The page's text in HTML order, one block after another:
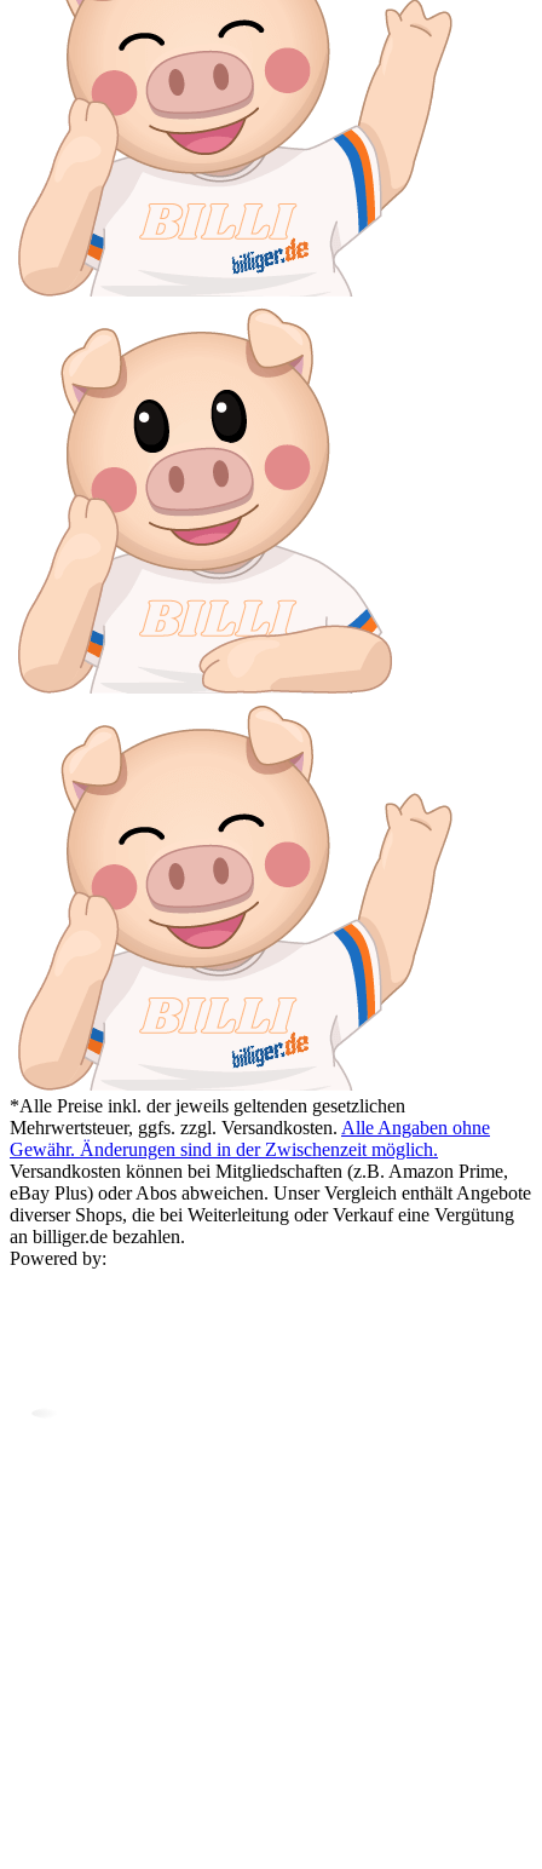
*Alle Preise inkl. der jeweils geltenden gesetzlichen
Mehrwertsteuer, ggfs. zzgl. Versandkosten. Alle Angaben ohne
Gewähr. Änderungen sind in der Zwischenzeit möglich.
Versandkosten können bei Mitgliedschaften (z.B. Amazon Prime,
eBay Plus) oder Abos abweichen. Unser Vergleich enthält Angebote
diverser Shops, die bei Weiterleitung oder Verkauf eine Vergütung
an billiger.de bezahlen.
Powered by: